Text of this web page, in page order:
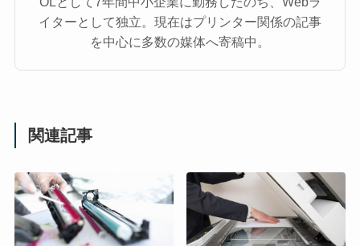
イターとして独立。現在はプリンター関係の記事
を中心に多数の媒体へ寄稿中。
関連記事